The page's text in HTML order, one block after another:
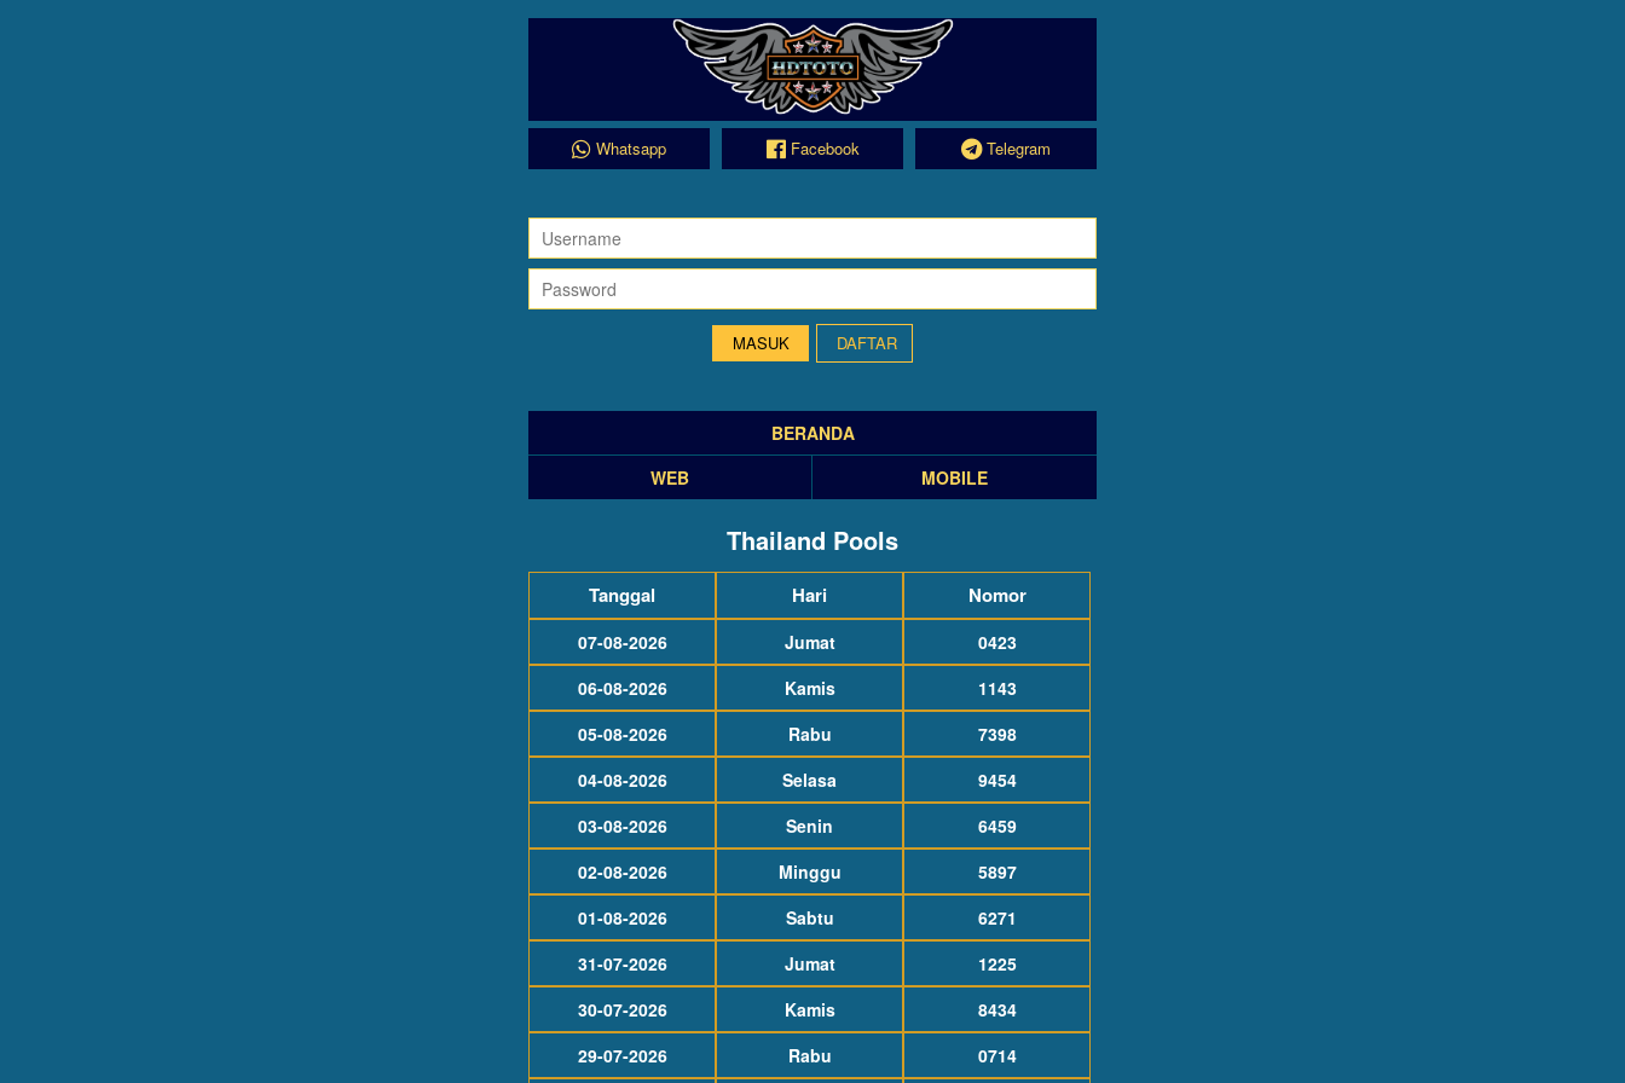
Whatsapp Facebook Telegram
DAFTAR
BERANDA
WEB
MOBILE
Thailand Pools
Tanggal Hari Nomor
07-08-2026 Jumat
0423
06-08-2026
Kamis
1143
05-08-2026
Rabu
7398
04-08-2026
Selasa
9454
03-08-2026
Senin
6459
02-08-2026
Minggu
5897
01-08-2026
Sabtu
6271
31-07-2026
Jumat
1225
30-07-2026
Kamis
8434
29-07-2026
Rabu 0714